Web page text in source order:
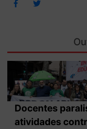
Docentes
atividades